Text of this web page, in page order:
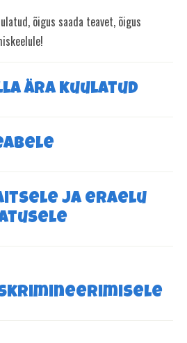
õigus saada teavet, õigus
ära kuulatud
ja eraelu